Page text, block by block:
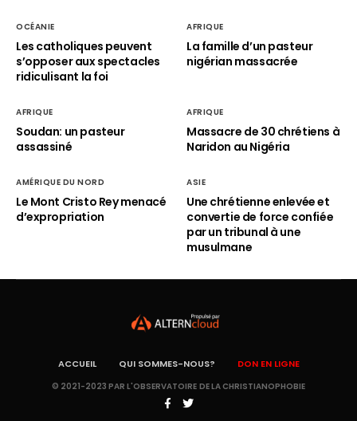
OCÉANIE
Les catholiques peuvent
s’opposer aux spectacles
ridiculisant la foi
AFRIQUE
La famille d’un pasteur
nigérian massacrée
AFRIQUE
Soudan: un pasteur
assassiné
AFRIQUE
Massacre de 30 chrétiens à
Naridon au Nigéria
AMÉRIQUE DU NORD
Le Mont Cristo Rey menacé
d’expropriation
ASIE
Une chrétienne enlevée et
convertie de force confiée
par un tribunal à une
musulmane
ACCUEIL QUI SOMMES-NOUS? DON EN LIGNE
© 2021-2023 PAR L'OBSERVATOIRE DE LA CHRISTIANOPHOBIE